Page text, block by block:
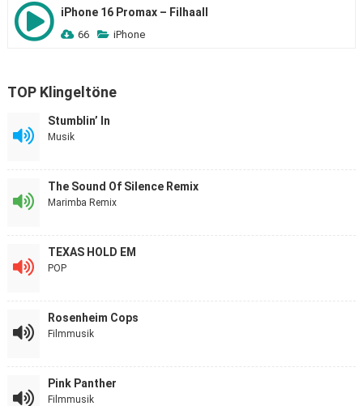
iPhone 16 Promax – Filhaall
66 iPhone
TOP Klingeltöne
Stumblin’ In
Musik
The Sound Of Silence Remix
Marimba Remix
TEXAS HOLD EM
POP
Rosenheim Cops
Filmmusik
Pink Panther
Filmmusik